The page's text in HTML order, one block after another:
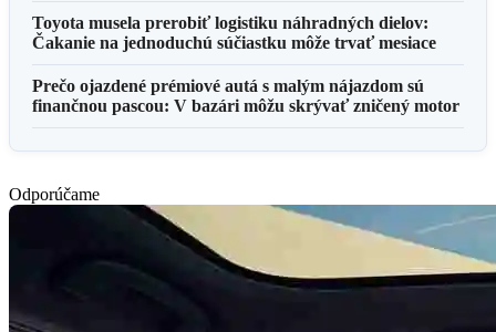
Toyota musela prerobiť logistiku náhradných dielov:
Čakanie na jednoduchú súčiastku môže trvať mesiace
Prečo ojazdené prémiové autá s malým nájazdom sú
finančnou pascou: V bazári môžu skrývať zničený motor
Odporúčame